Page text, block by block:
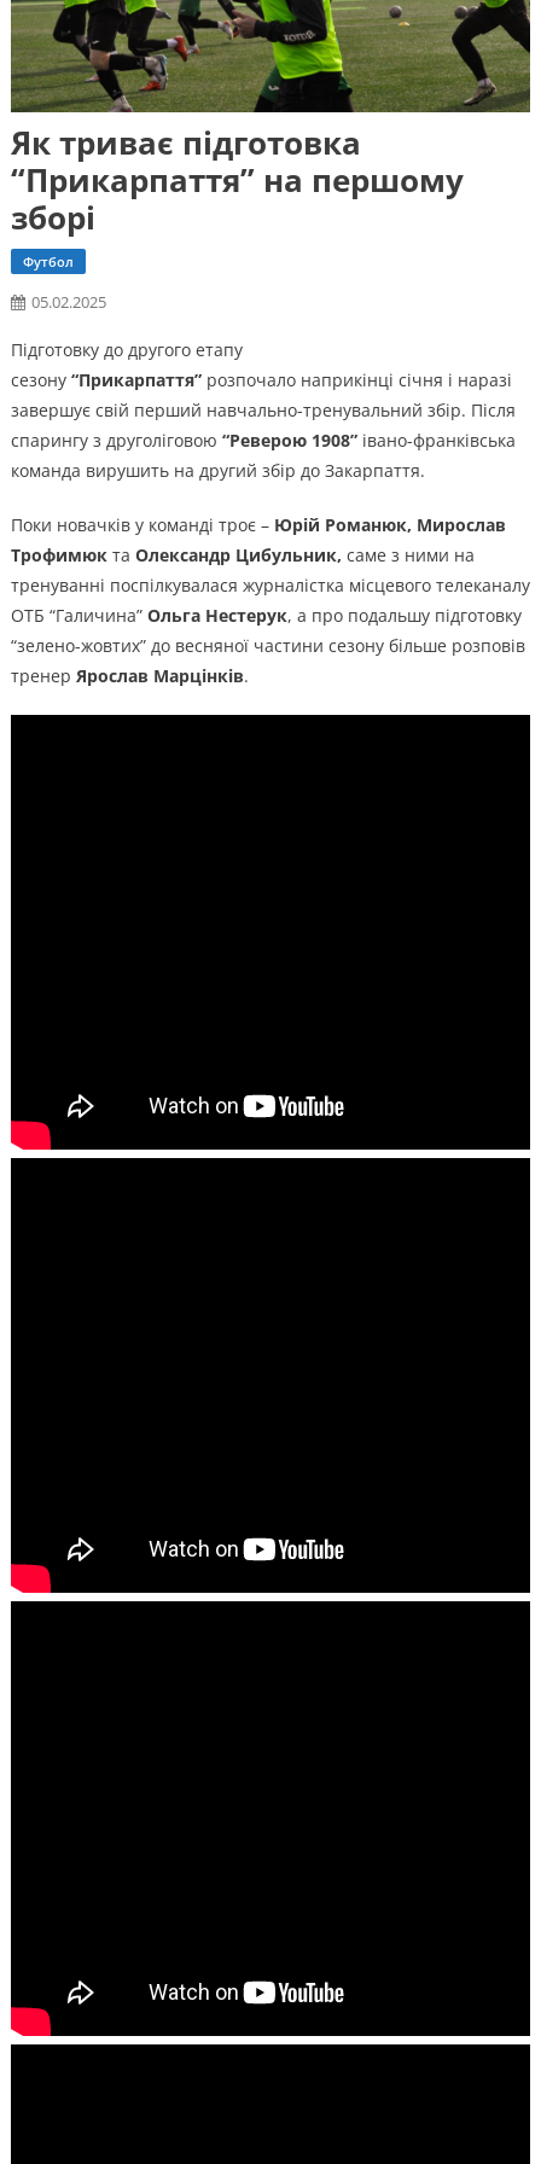
Як триває підготовка
“Прикарпаття” на першому
зборі
Футбол
05.02.2025
Підготовку до другого етапу
сезону “Прикарпаття” розпочало наприкінці січня і наразі
завершує свій перший навчально-тренувальний збір. Після
спарингу з друголіговою “Реверою 1908”івано-франківська
команда вирушить на другий збір до Закарпаття.
Поки новачків у команді троє – Юрій Романюк, Мирослав
Трофимюк та Олександр Цибульник, саме з ними на
тренуванні поспілкувалася журналістка місцевого телеканалу
ОТБ “Галичина” Ольга Нестерук, а про подальшу підготовку
“зелено-жовтих” до весняної частини сезону більше розповів
тренер Ярослав Марцінків.